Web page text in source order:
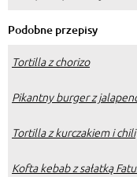
Podobne przepisy
Tortilla z chorizo
Pikantny burger z
Tortilla z kurczakiem i chili
Kofta kebab z sałatką